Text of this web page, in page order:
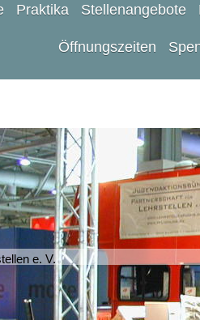
Praktika Stellenangebote
Öffnungszeiten
e. V.